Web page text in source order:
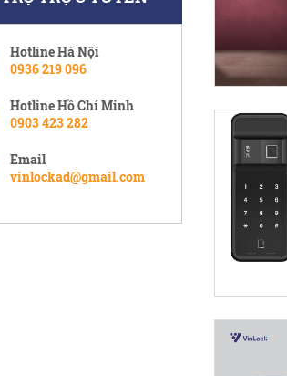
Hotline Hà Nội
0936 219 096
Hotline Hồ Chí Minh
0903 423 282
Email
vinlockad@gmail.com